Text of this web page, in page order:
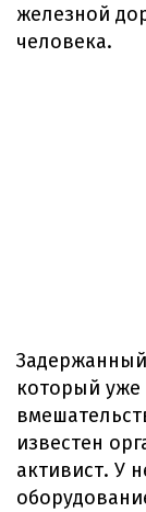
железной
человека.
который
известен
активист. У